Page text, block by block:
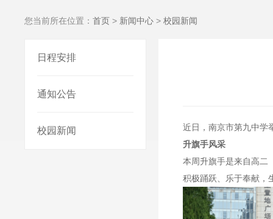
您当前所在位置： 首页 > 新闻中心 > 校园新闻
日程安排
通知公告
校园新闻
近日，南京市第九中学
升旗手风采
本周升旗手是来自高二
积极踊跃、乐于奉献，